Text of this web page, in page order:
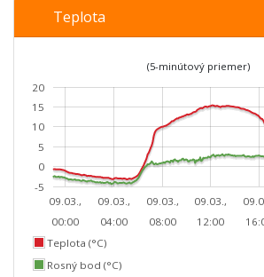
Teplota
(5-minútový priemer)
09.03.,
00:00
09.03.,
04:00
09.03.,
08:00
09.03.,
12:00
0
5
10
15
20
-5
Teplota (°C)
Rosný bod (°C)